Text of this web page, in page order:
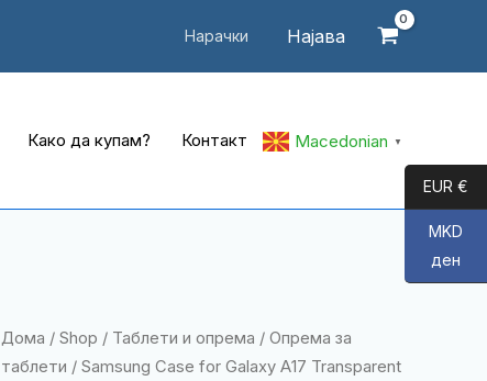
Нарачки Најава
Како да купам? Контакт Macedonian ▼
Дома / Shop / Таблети и опрема / Опрема за
таблети / Samsung Case for Galaxy A17 Transparent
EUR €
MKD
ден